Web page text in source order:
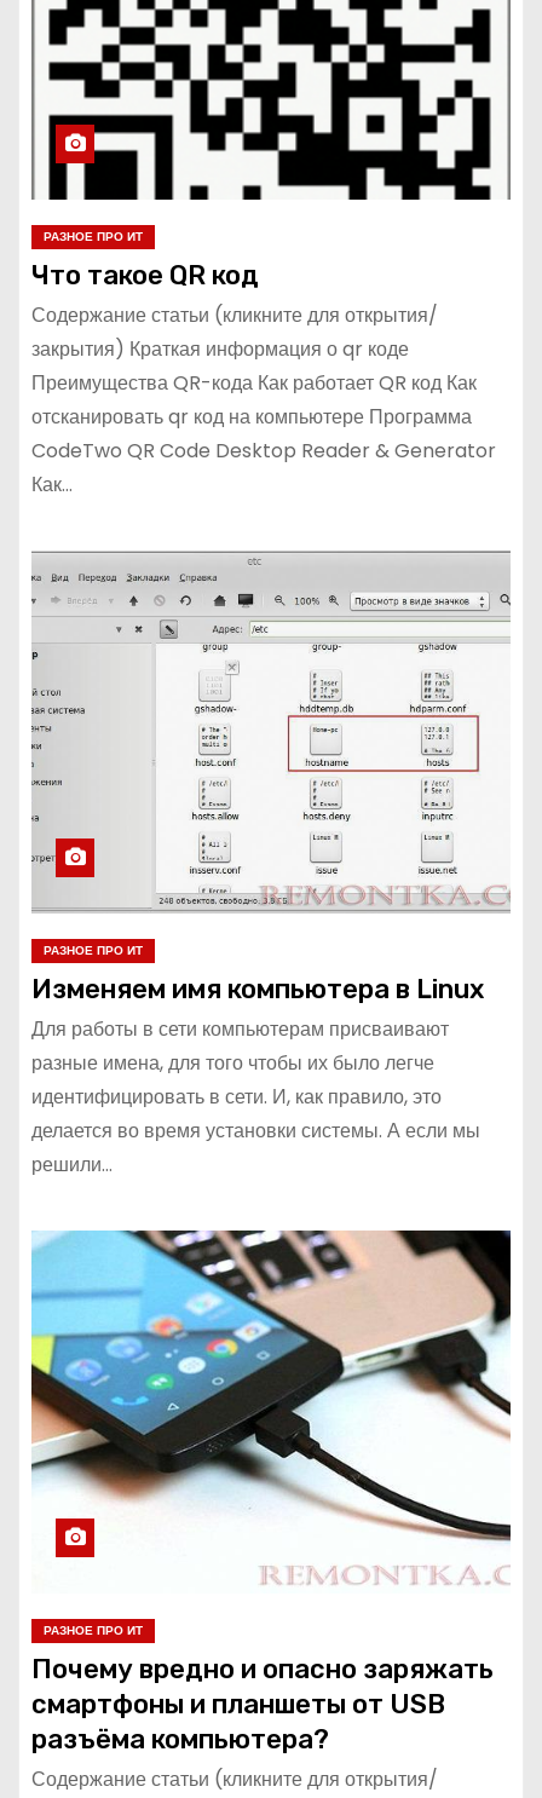
РАЗНОЕ ПРО ИТ
Что такое QR код
Содержание статьи (кликните для открытия/
закрытия) Краткая информация о qr коде
Преимущества QR-кода Как работает QR код Как
отсканировать qr код на компьютере Программа
CodeTwo QR Code Desktop Reader & Generator
Как…
РАЗНОЕ ПРО ИТ
Изменяем имя компьютера в Linux
Для работы в сети компьютерам присваивают
разные имена, для того чтобы их было легче
идентифицировать в сети. И, как правило, это
делается во время установки системы. А если мы
решили…
РАЗНОЕ ПРО ИТ
Почему вредно и опасно заряжать
смартфоны и планшеты от USB
разъёма компьютера?
Содержание статьи (кликните для открытия/